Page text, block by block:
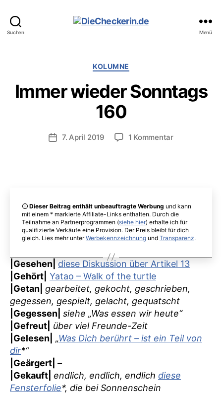
Suchen Menü
Kategorien
KOLUMNE
Immer wieder Sonntags
160
Veröffentlichungsdatum
7. April 2019 1 Kommentarzu
🛈 Dieser Beitrag enthält unbeauftragte Werbung und kann
mit einem * markierte Affiliate-Links enthalten. Durch die
Teilnahme an Partnerprogrammen (siehe hier) erhalte ich für
qualifizierte Verkäufe eine Provision. Der Preis bleibt für dich
gleich. Lies mehr unterWerbekennzeichnung und Transparenz.
|Gesehen| diese Diskussion über Artikel 13
|Gehört| Yatao – Walk of the turtle
|Getan| gearbeitet, gekocht, geschrieben,
gegessen, gespielt, gelacht, gequatscht
|Gegessen| siehe „Was essen wir heute“
|Gefreut|
über viel Freunde-Zeit
|Gelesen| „Was Dich berührt – ist ein Teil von
dir*“
|Geärgert| –
|Gekauft| endlich, endlich, endlich diese
Fensterfolie*, die bei Sonnenschein